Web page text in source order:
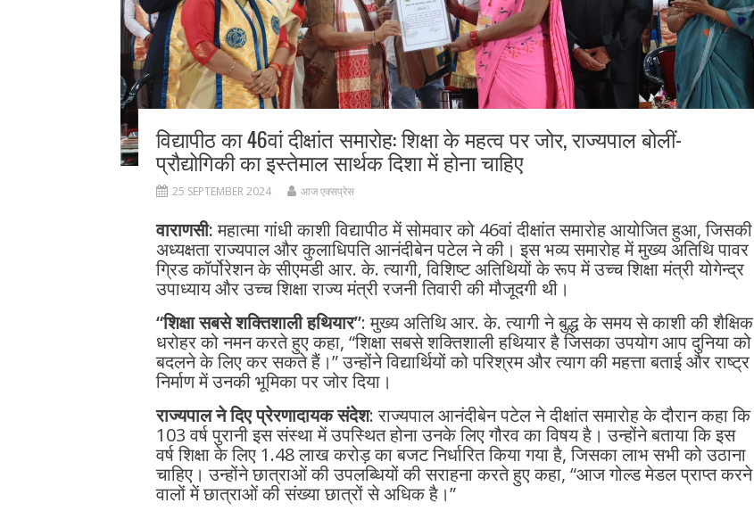
विद्यापीठ का 46वां दीक्षांत समारोह: शिक्षा के महत्व पर जोर, राज्यपाल बोलीं-
प्रौद्योगिकी का इस्तेमाल सार्थक दिशा में होना चाहिए
25 SEPTEMBER 2024 आज एक्सप्रेस
वाराणसी:महात्मा गांधी काशी विद्यापीठ में सोमवार को 46वां दीक्षांत समारोह आयोजित हुआ, जिसकी
अध्यक्षता राज्यपाल और कुलाधिपति आनंदीबेन पटेल ने की। इस भव्य समारोह में मुख्य अतिथि पावर
ग्रिड कॉर्पोरेशन के सीएमडी आर. के. त्यागी, विशिष्ट अतिथियों के रूप में उच्च शिक्षा मंत्री योगेन्द्र
उपाध्याय और उच्च शिक्षा राज्य मंत्री रजनी तिवारी की मौजूदगी थी।
“शिक्षा सबसे शक्तिशाली हथियार”: मुख्य अतिथि आर. के. त्यागी ने बुद्ध के समय से काशी की शैक्षिक
धरोहर को नमन करते हुए कहा, “शिक्षा सबसे शक्तिशाली हथियार है जिसका उपयोग आप दुनिया को
बदलने के लिए कर सकते हैं।” उन्होंने विद्यार्थियों को परिश्रम और त्याग की महत्ता बताई और राष्ट्र
निर्माण में उनकी भूमिका पर जोर दिया।
राज्यपाल ने दिए प्रेरणादायक संदेश: राज्यपाल आनंदीबेन पटेल ने दीक्षांत समारोह के दौरान कहा कि
103 वर्ष पुरानी इस संस्था में उपस्थित होना उनके लिए गौरव का विषय है। उन्होंने बताया कि इस
वर्ष शिक्षा के लिए 1.48 लाख करोड़ का बजट निर्धारित किया गया है, जिसका लाभ सभी को उठाना
चाहिए। उन्होंने छात्राओं की उपलब्धियों की सराहना करते हुए कहा, “आज गोल्ड मेडल प्राप्त करने
वालों में छात्राओं की संख्या छात्रों से अधिक है।”